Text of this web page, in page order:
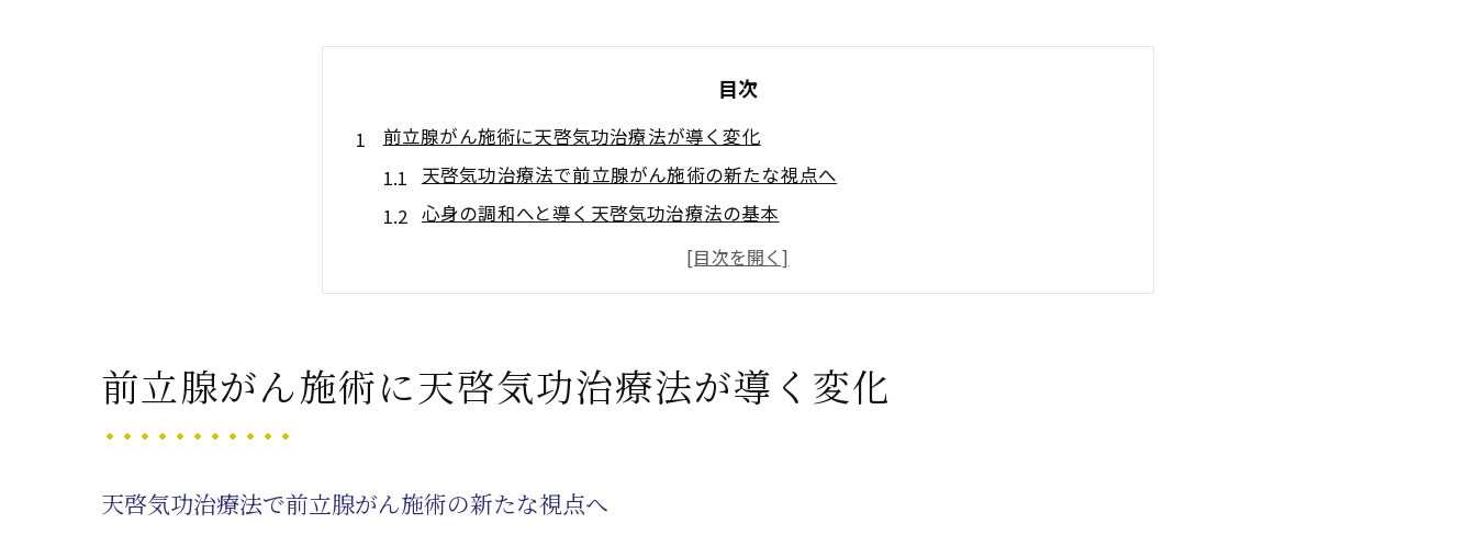
目次
前立腺がん施術に天啓気功治療法が導く変化
天啓気功治療法で前立腺がん施術の新たな視点へ
心身の調和へと導く天啓気功治療法の基本
天啓気功治療法が前立腺がんに与えるエネルギー変化
施術体験が示す天啓気功治療法の特徴とは
天啓気功治療や療法で活性化するクンダリニー覚醒と寛解へ挑む新たな選択肢
天啓気功治療法と天啓気功治療や療法で活性化するクンダリニー覚醒の関係性
天啓気功治療法で心身に起こる内的変化とは
前立腺がん施術に天啓気功治療法が導く変化
天啓気功治療法で前立腺がん施術の新たな視点へ